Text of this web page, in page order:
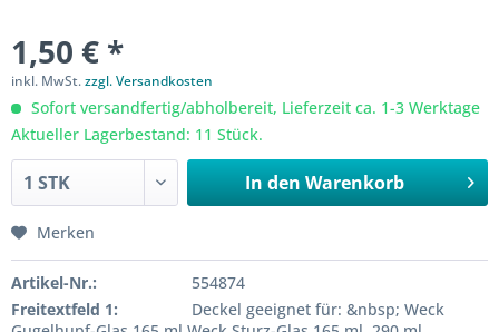
1,50 € *
inkl. MwSt.zzgl. Versandkosten
Sofort versandfertig/abholbereit, Lieferzeit ca. 1-3 Werktage
Aktueller Lagerbestand: 11 Stück.
In den Warenkorb
Merken
Artikel-Nr.:
554874
Freitextfeld 1:
Deckel geeignet für: &nbsp; Weck